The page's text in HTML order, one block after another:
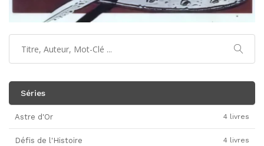
Séries
Astre d'Or 4 livres
Défis de l'Histoire 4 livres